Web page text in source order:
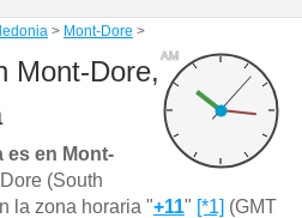
> Mont-Dore >
AM
Mont-Dore,
es en Mont-
(South
la zona horaria "+11" [*1] (GMT